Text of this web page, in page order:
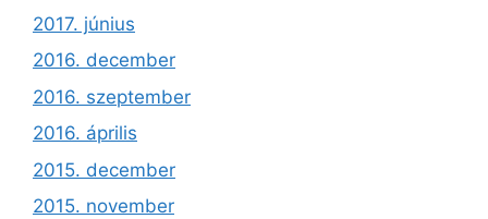
2017. június
2016. december
2016. szeptember
2016. április
2015. december
2015. november